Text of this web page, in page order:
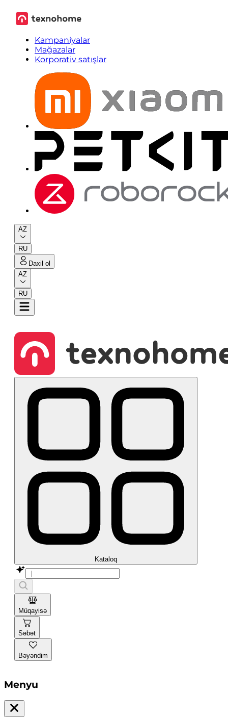
Kampaniyalar
Mağazalar
Korporativ satışlar
AZ
RU
Daxil ol
AZ
RU
Kataloq
Müqayisə
Səbət
Bəyəndim
Menyu